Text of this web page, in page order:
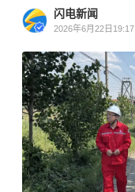
闪电新闻
2026年6月22日19:17